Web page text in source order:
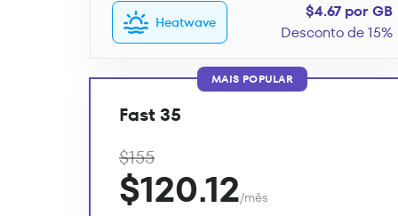
Heatwave
$4.67 por GB
Desconto de 15%
MAIS POPULAR
Fast 35
$155
$120.12/mês